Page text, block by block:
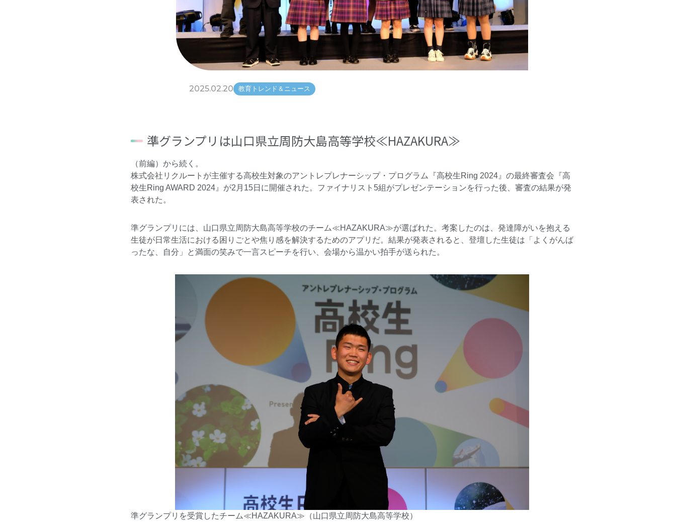
2025.02.20 教育トレンド＆ニュース
準グランプリは山口県立周防大島高等学校≪HAZAKURA≫
（前編）から続く。
株式会社リクルートが主催する高校生対象のアントレプレナーシップ・プログラム『高校生Ring 2024 』の最終審査会『高
校生Ring AWARD 2024』が2月15日に開催された。ファイナリスト5組がプレゼンテーションを行った後、審査の結果が発
表された。
準グランプリには、山口県立周防大島高等学校のチーム≪HAZAKURA≫が選ばれた。考案したのは、発達障がいを抱える
生徒が日常生活における困りごとや焦り感を解決するためのアプリだ。結果が発表されると、登壇した生徒は「よくがんば
ったな、自分」と満面の笑みで一言スピーチを行い、会場から温かい拍手が送られた。
準グランプリを受賞したチーム≪HAZAKURA≫（山口県立周防大島高等学校）